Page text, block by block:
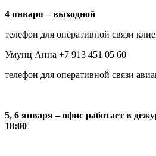
4 января – выходной
телефон для оперативной связи
Умунц Анна +7 913 451 05 60
телефон для оперативной связи
5, 6 января – офис работает в
18:00